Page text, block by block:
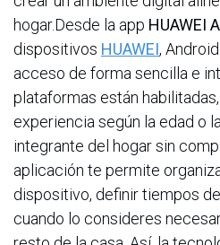
hogar.Desde la app HUAWEI
dispositivos HUAWEI,
acceso de forma sencilla e
plataformas están
experiencia según la edad o
integrante del hogar sin
aplicación te permite
dispositivo, definir tiempos
cuando lo consideres